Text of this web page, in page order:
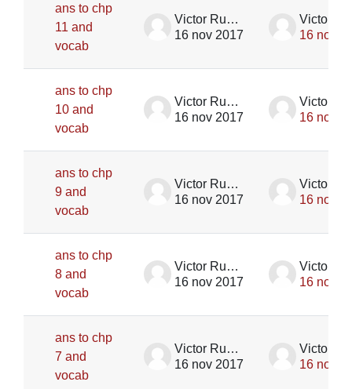
ans to chp
11 and
vocab
Victor Rupik
16 nov 2017
16 nov
ans to chp
10 and
vocab
Victor Rupik
16 nov 2017
16 nov
ans to chp
9 and
vocab
Victor Rupik
16 nov 2017
16 nov
ans to chp
8 and
vocab
Victor Rupik
16 nov 2017
16 nov
ans to chp
7 and
vocab
Victor Rupik
16 nov 2017
16 nov